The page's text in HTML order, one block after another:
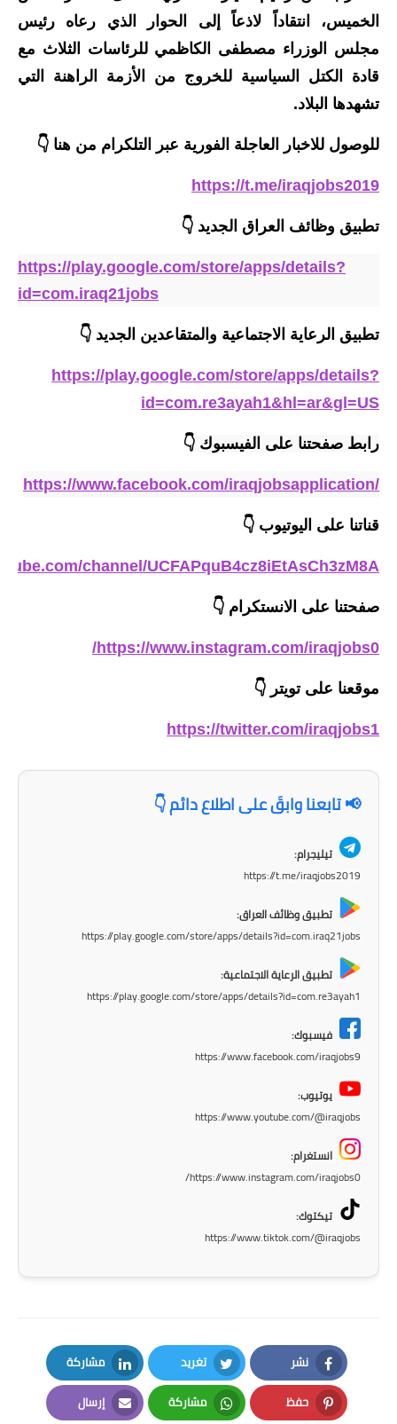
صحة وطب
فن ومشاهير
العامة
الخميس، انتقاداً لاذعاً إلى الحوار الذي رعاه رئيس
مجلس الوزراء مصطفى الكاظمي للرئاسات الثلاث مع
قادة الكتل السياسية للخروج من الأزمة الراهنة التي
تشهدها البلاد.
للوصول للاخبار العاجلة الفورية عبر التلكرام من هنا 👇
https://t.me/iraqjobs2019
تطبيق وظائف العراق الجديد 👇
https://play.google.com/store/apps/details?
id=com.iraq21jobs
تطبيق الرعاية الاجتماعية والمتقاعدين الجديد 👇
https://play.google.com/store/apps/details?
id=com.re3ayah1&hl=ar&gl=US
رابط صفحتنا على الفيسبوك 👇
https://www.facebook.com/iraqjobsapplication/
قناتنا على اليوتيوب 👇
channel/UCFAPquB4cz8iEtAsCh3zM8A
صفحتنا على الانستكرام 👇
https://www.instagram.com/iraqjobs0/
موقعنا على تويتر 👇
https://twitter.com/iraqjobs1
📢 تابعنا وابقَ على اطلاع دائم 👇
تيليجرام:
https://t.me/iraqjobs2019
تطبيق وظائف العراق:
https://play.google.com/store/apps/details?id=com.iraq21jobs
تطبيق الرعاية الاجتماعية:
https://play.google.com/store/apps/details?id=com.re3ayah1
فيسبوك:
https://www.facebook.com/iraqjobs9
يوتيوب:
https://www.youtube.com/@iraqjobs
انستغرام:
https://www.instagram.com/iraqjobs0/
تيكتوك:
https://www.tiktok.com/@iraqjobs
نشر
Facebook
تغريد
Twitter
مشاركة
LinkedIn
حفظ مشاركة إرسال